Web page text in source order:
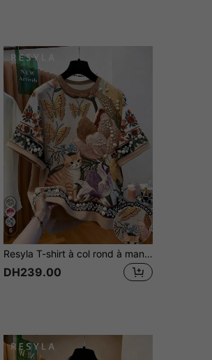
6
Resyla T-shirt à col rond à manches courtes avec imprimé floral, été
DH239.00